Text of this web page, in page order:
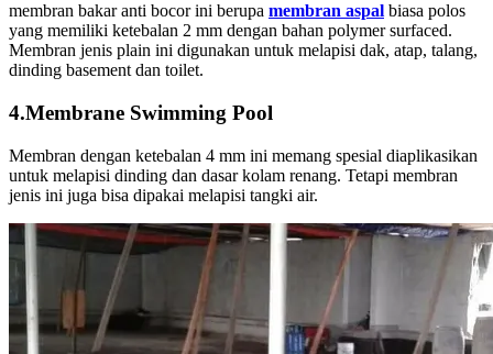
membran bakar anti bocor ini berupa membran aspal biasa polos
yang memiliki ketebalan 2 mm dengan bahan polymer surfaced.
Membran jenis plain ini digunakan untuk melapisi dak, atap, talang,
dinding basement dan toilet.
4.Membrane Swimming Pool
Membran dengan ketebalan 4 mm ini memang spesial diaplikasikan
untuk melapisi dinding dan dasar kolam renang. Tetapi membran
jenis ini juga bisa dipakai melapisi tangki air.